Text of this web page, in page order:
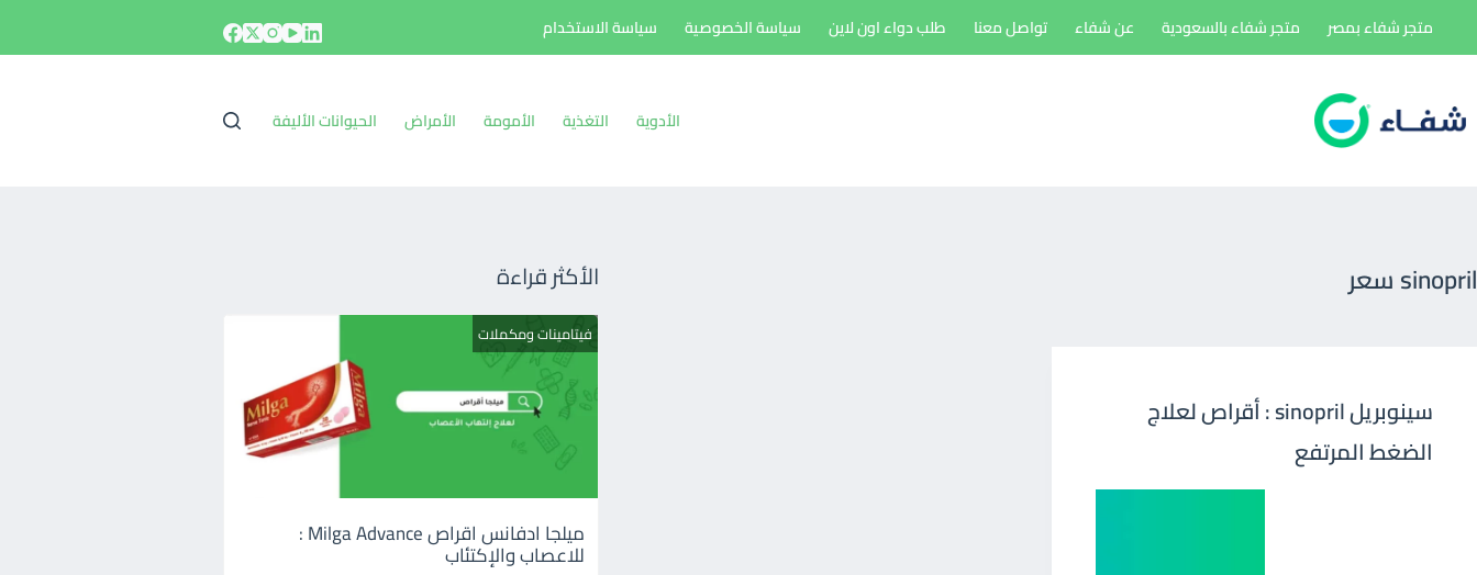
إلى
متجر شفاء بمصر متجر شفاء بالسعودية عن شفاء تواصل معنا طلب دواء اون لاين سياسة الخصوصية سياسة الاستخدام
الأدوية التغذية الأمومة الأمراض الحيوانات الأليفة
sinopril سعر
سينوبريل sinopril : أقراص لعلاج
الضغط المرتفع
الأكثر قراءة
فيتامينات ومكملات
ميلجا ادفانس اقراص Milga Advance :
للاعصاب والإكتئاب